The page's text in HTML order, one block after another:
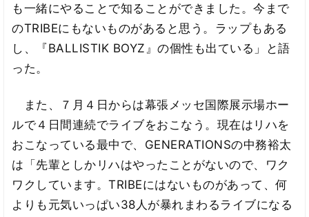
も一緒にやることで知ることができました。今まで
のTRIBEにもないものがあると思う。ラップもある
し、『BALLISTIK BOYZ』の個性も出ている」と語
った。
また、７月４日からは幕張メッセ国際展示場ホー
ルで４日間連続でライブをおこなう。現在はリハを
おこなっている最中で、GENERATIONSの中務裕太
は「先輩としかリハはやったことがないので、ワク
ワクしています。TRIBEにはないものがあって、何
よりも元気いっぱい38人が暴れまわるライブになる